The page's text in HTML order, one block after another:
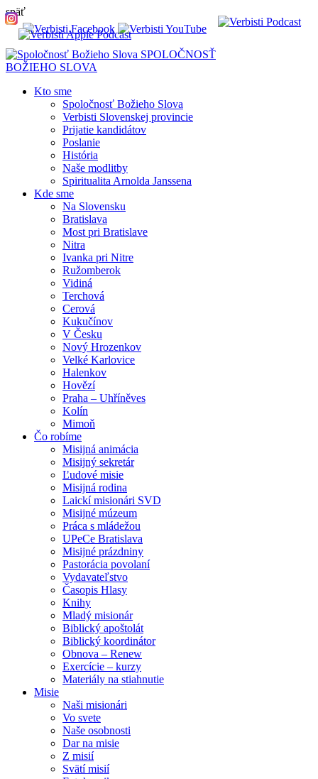
späť
SPOLOČNOSŤ
BOŽIEHO SLOVA
Kto sme
Spoločnosť Božieho Slova
Verbisti Slovenskej provincie
Prijatie kandidátov
Poslanie
História
Naše modlitby
Spiritualita Arnolda Janssena
Kde sme
Na Slovensku
Bratislava
Most pri Bratislave
Nitra
Ivanka pri Nitre
Ružomberok
Vidiná
Terchová
Cerová
Kukučínov
V Česku
Nový Hrozenkov
Velké Karlovice
Halenkov
Hovězí
Praha – Uhříněves
Kolín
Mimoň
Čo robíme
Misijná animácia
Misijný sekretár
Ľudové misie
Misijná rodina
Laickí misionári SVD
Misijné múzeum
Práca s mládežou
UPeCe Bratislava
Misijné prázdniny
Pastorácia povolaní
Vydavateľstvo
Časopis Hlasy
Knihy
Mladý misionár
Biblický apoštolát
Biblický koordinátor
Obnova – Renew
Exercície – kurzy
Materiály na stiahnutie
Misie
Naši misionári
Vo svete
Naše osobnosti
Dar na misie
Z misií
Svätí misií